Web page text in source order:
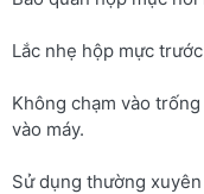
Lắc nhẹ hộp mực
Không chạm vào
vào máy.
Sử dụng thường